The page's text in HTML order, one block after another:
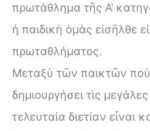
πρωτάθλημα τῆς Α’
ἡ παιδικὴ ὁμὰς εἰσῆλθε
πρωταθλήματος.
Μεταξὺ τῶν παικτῶν
δημιουργήσει τὶς μεγάλες
τελευταία διετίαν εἶναι